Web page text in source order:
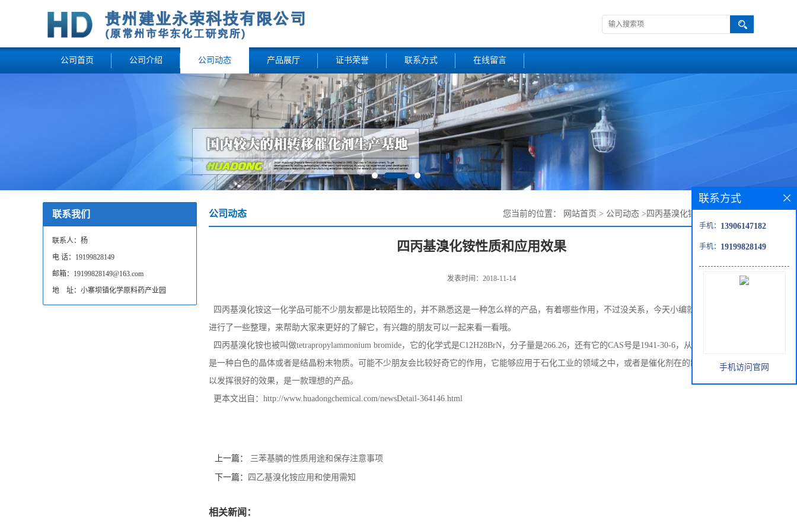
公司首页 公司介绍 公司动态 产品展厅 证书荣誉 联系方式 在线留言
联系我们
联系人：杨
电 话：19199828149
邮箱：19199828149@163.com
地 址：小寨坝镇化学原料药产业园
公司动态 您当前的位置： 网站首页 > 公司动态 > 四丙基溴化铵性质和应用效果
四丙基溴化铵性质和应用效果
发表时间：2018-11-14
四丙基溴化铵这一化学品可能不少朋友都是比较陌生的，并不熟悉这是一种怎么样的产品，有着哪些作用，不过没关系，今天小编就简单的对其信息
进行了一些整理，来帮助大家来更好的了解它，有兴趣的朋友可以一起来看一看哦。
四丙基溴化铵也被叫做tetrapropylammonium bromide，它的化学式是C12H28BrN，分子量是266.26，还有它的CAS号是1941-30-6，从外观上看起来这
是一种白色的晶体或者是结晶粉末物质。可能不少朋友会比较好奇它的作用，它能够应用于石化工业的领域之中，或者是催化剂在的制备之中，都可
以发挥很好的效果，是一款理想的产品。
更本文出自：http://www.huadongchemical.com/newsDetail-364146.html
上一篇： 三苯基膦的性质用途和保存注意事项
下一篇： 四乙基溴化铵应用和使用需知
相关新闻：
联系方式
手机： 13906147182
手机： 19199828149
手机访问官网